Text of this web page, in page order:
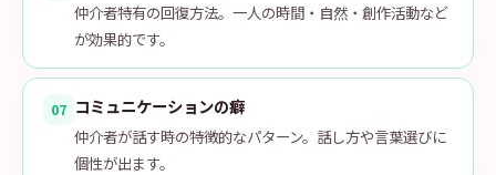
仲介者特有の回復方法。一人の時間・自然・創作活動など
が効果的です。
07 コミュニケーションの癖
仲介者が話す時の特徴的なパターン。話し方や言葉選びに
個性が出ます。